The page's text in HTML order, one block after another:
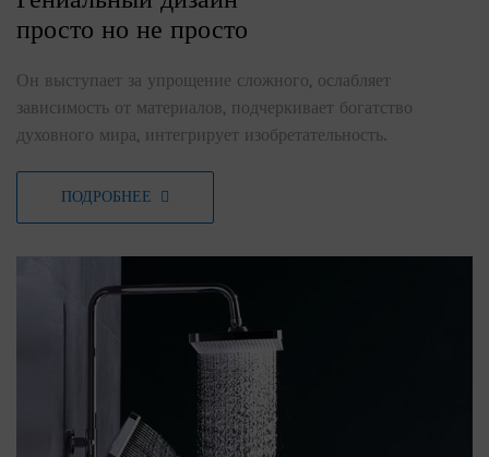
просто но не просто
Он выступает за упрощение сложного, ослабляет
зависимость от материалов, подчеркивает богатство
духовного мира, интегрирует изобретательность.
ПОДРОБНЕЕ